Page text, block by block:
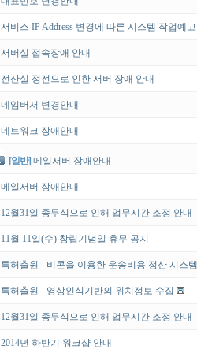
서비스 IP Address 변경에 따른 시스템 작업예고
서버실 접속장애 안내
전산실 정전으로 인한 서버 장애 안내
네임버서 변경안내
네트워크 장애안내
[일반] 메일서버 장애안내
메일서버 장애안내
12월31일 종무식으로 인해 업무시간 조정 안내
11월 11일(수) 창립기념일 휴무 공지
특허출원 - 비콘을 이용한 운송비용 정산 시스템
특허출원 - 영상인식기반의 위치정보 수집
12월31일 종무식으로 인해 업무시간 조정 안내
2014년 하반기 워크샵 안내